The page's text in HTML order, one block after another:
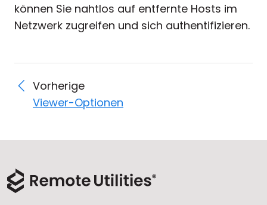
können Sie nahtlos auf entfernte Hosts im
Netzwerk zugreifen und sich authentifizieren.
Vorherige
Viewer-Optionen